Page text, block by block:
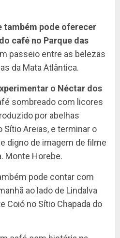
também pode oferecer
café no Parque das
passeio entre as belezas
da Mata Atlântica.
o Néctar dos
sombreado com licores
por abelhas
Areias, e terminar o
digno de imagem de filme
Monte Horebe.
pode contar com
ao lado de Lindalva
Coió no Sítio Chapada do